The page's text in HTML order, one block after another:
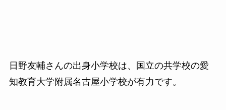
日野友輔さんの出身小学校は、国立の共学校の愛
知教育大学附属名古屋小学校が有力です。